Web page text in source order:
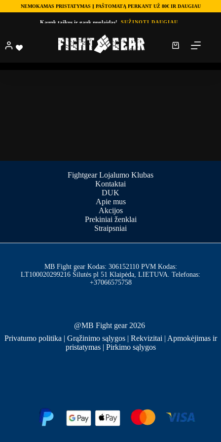
NEMOKAMAS PRISTATYMAS Į PAŠTOMATĄ PERKANT UŽ 80€ IR DAUGIAU
Kaupk taškus ir gauk nuolaidas! SUŽINOTI DAUGIAU
dezodorantas pirštinėms
Fightgear Lojalumo Klubas
Kontaktai
DUK
Apie mus
Akcijos
Prekiniai ženklai
Straipsniai
MB Fight gear Kodas: 306152110 PVM Kodas:
LT100020299216 Šilutės pl 51 Klaipėda, LIETUVA. Telefonas:
+37066575758
@MB Fight gear 2026
Privatumo politika | Grąžinimo sąlygos | Rekvizitai | Apmokėjimas ir
pristatymas| Pirkimo sąlygos